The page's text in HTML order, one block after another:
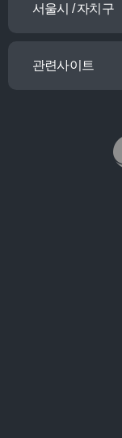
서울시 / 자치구
관련사이트